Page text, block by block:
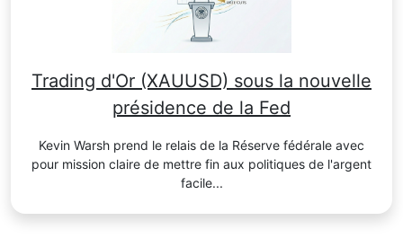
Trading d'Or (XAUUSD) sous la nouvelle
présidence de la Fed
Kevin Warsh prend le relais de la Réserve fédérale avec
pour mission claire de mettre fin aux politiques de l'argent
facile...